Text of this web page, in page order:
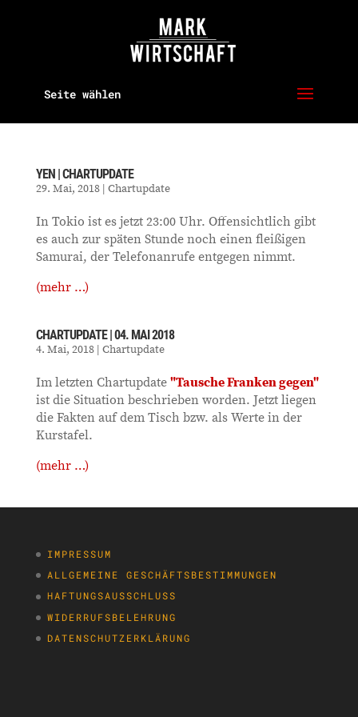
Seite wählen
YEN | CHARTUPDATE
29. Mai, 2018| Chartupdate
In Tokio ist es jetzt 23:00 Uhr. Offensichtlich gibt
es auch zur späten Stunde noch einen fleißigen
Samurai, der Telefonanrufe entgegen nimmt.
(mehr …)
CHARTUPDATE | 04. MAI 2018
4. Mai, 2018| Chartupdate
Im letzten Chartupdate"Tausche Franken gegen"
ist die Situation beschrieben worden. Jetzt liegen
die Fakten auf dem Tisch bzw. als Werte in der
Kurstafel.
(mehr …)
IMPRESSUM
ALLGEMEINE GESCHÄFTSBESTIMMUNGEN
HAFTUNGSAUSSCHLUSS
WIDERRUFSBELEHRUNG
DATENSCHUTZERKLÄRUNG